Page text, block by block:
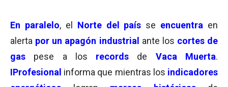
En paralelo, el Norte del país se encuentra en
alerta por un apagón industrial ante los cortes de
gas pese a los records de Vaca Muerta.
IProfesional informa que mientras los indicadores